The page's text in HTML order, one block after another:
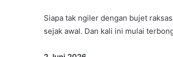
Siapa tak ngiler dengan bujet
sejak awal. Dan kali ini mulai